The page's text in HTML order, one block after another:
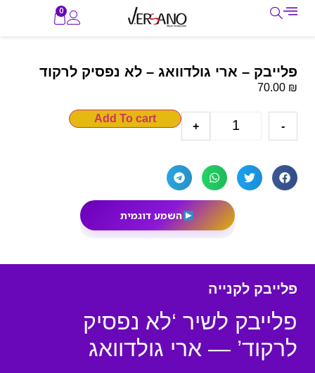
0
פלייבק – ארי גולדוואג – לא נפסיק לרקוד
70.00 ₪
-
+
Add To cart
השמע דוגמית
פלייבק לקנייה
פלייבק לשיר ‘לא נפסיק
לרקוד’ — ארי גולדוואג